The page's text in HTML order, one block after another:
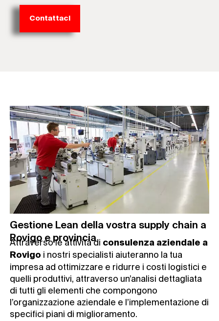
Contattaci
Gestione Lean della vostra supply chain a
Rovigo e provincia
Attraverso le attività di consulenza aziendale a
Rovigo i nostri specialisti aiuteranno la tua
impresa ad ottimizzare e ridurre i costi logistici e
quelli produttivi, attraverso un’analisi dettagliata
di tutti gli elementi che compongono
l’organizzazione aziendale e l’implementazione di
specifici piani di miglioramento.